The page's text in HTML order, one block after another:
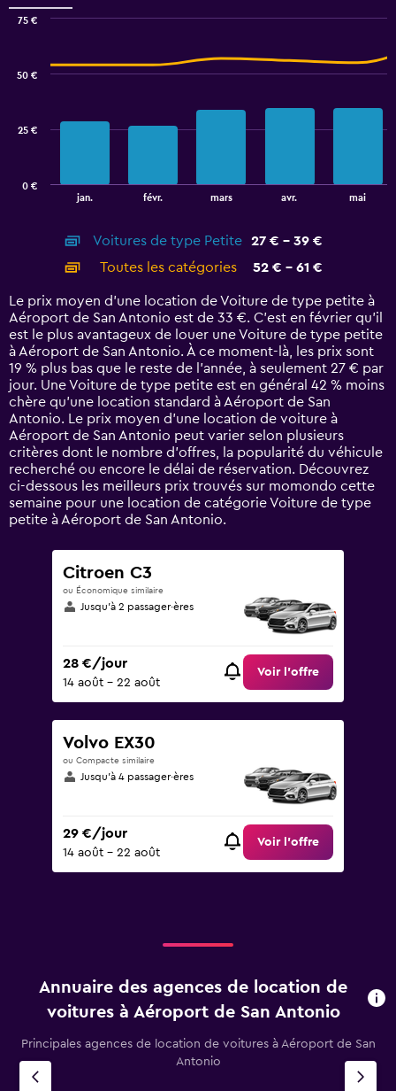
displaying
32.5
displaying
categories.
14
categories.
The
chart
has
1
Y
axis
displaying
values.
Range:
0
to
75.
jan. févr. mars avr. mai
0 €
25 €
50 €
75 €
Voitures de type Petite
27 € - 39 €
Toutes les catégories
52 € - 61 €
Le prix moyen d’une location de Voiture de type petite à
Aéroport de San Antonio est de 33 €. C’est en février qu'il
est le plus avantageux de louer une Voiture de type petite
à Aéroport de San Antonio. À ce moment-là, les prix sont
19 % plus bas que le reste de l’année, à seulement 27 € par
jour. Une Voiture de type petite est en général 42 % moins
chère qu'une location standard à Aéroport de San
Antonio. Le prix moyen d’une location de voiture à
Aéroport de San Antonio peut varier selon plusieurs
critères dont le nombre d’offres, la popularité du véhicule
recherché ou encore le délai de réservation. Découvrez
ci-dessous les meilleurs prix trouvés sur momondo cette
semaine pour une location de catégorie Voiture de type
petite à Aéroport de San Antonio.
Citroen C3
ou Économique similaire
Jusqu’à 2 passager·ères
28 €/jour
14 août - 22 août
Voir l’offre
Volvo EX30
ou Compacte similaire
Jusqu’à 4 passager·ères
29 €/jour
14 août - 22 août
Voir l’offre
Annuaire des agences de location de
voitures à Aéroport de San Antonio
Principales agences de location de voitures à Aéroport de San
Antonio